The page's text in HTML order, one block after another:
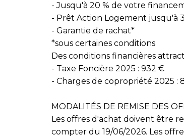
- Jusqu'à 20 % de votre
- Prêt Action Logement jusqu'à
- Garantie de rachat*
*sous certaines conditions
Des conditions financières
- Taxe Foncière 2025 : 932 €
- Charges de copropriété 2025 :
MODALITÉS DE REMISE DES
Les offres d'achat doivent être
compter du 19/06/2026. Les